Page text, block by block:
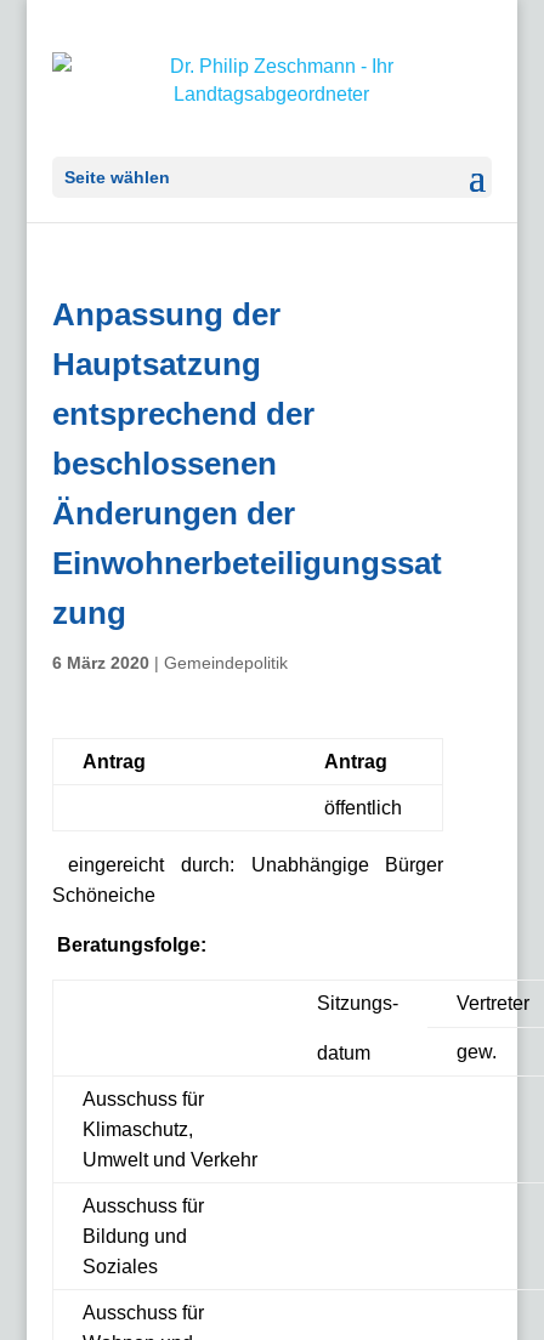
Seite wählen
Anpassung der
Hauptsatzung
entsprechend der
beschlossenen
Änderungen der
Einwohnerbeteiligungssat
zung
6 März 2020| Gemeindepolitik
Antrag Antrag
öffentlich
eingereicht durch: Unabhängige Bürger
Schöneiche
Beratungsfolge:
Sitzungs-
datum
Vertreter
gew.
Ausschuss für
Klimaschutz,
Umwelt und Verkehr
Ausschuss für
Bildung und
Soziales
Ausschuss für